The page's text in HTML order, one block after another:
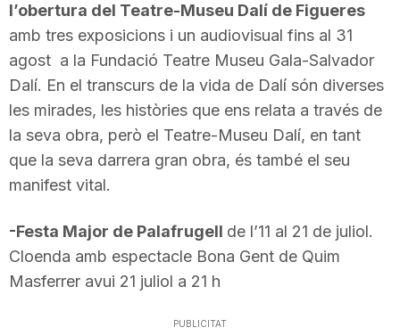
g
n
l’obertura del Teatre-Museu Dalí de Figueres
amb tres exposicions i un audiovisual fins al 31
agost a la Fundació Teatre Museu Gala-Salvador
Dalí. En el transcurs de la vida de Dalí són diverses
les mirades, les històries que ens relata a través de
la seva obra, però el Teatre-Museu Dalí, en tant
que la seva darrera gran obra, és també el seu
manifest vital.
-Festa Major de Palafrugell de l’11 al 21 de juliol.
Cloenda amb espectacle Bona Gent de Quim
Masferrer avui 21 juliol a 21 h
PUBLICITAT